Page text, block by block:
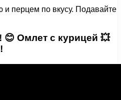
и перцем по вкусу. Подавайте
Омлет с курицей 💥